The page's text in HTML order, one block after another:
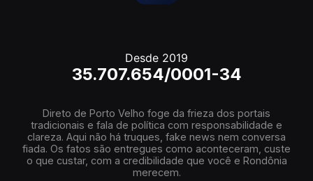
Desde 2019
35.707.654/0001-34
Direto de Porto Velho foge da frieza dos portais
tradicionais e fala de política com responsabilidade e
clareza. Aqui não há truques, fake news nem conversa
fiada. Os fatos são entregues como aconteceram, custe
o que custar, com a credibilidade que você e Rondônia
merecem.